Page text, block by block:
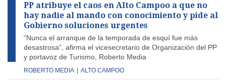
PP atribuye el caos en Alto Campoo a que no
hay nadie al mando con conocimiento y pide al
Gobierno soluciones urgentes
“Nunca el arranque de la temporada de esquí fue más
desastrosa”, afirma el vicesecretario de Organización del PP
y portavoz de Turismo, Roberto Media
ROBERTO MEDIA ALTO CAMPOO